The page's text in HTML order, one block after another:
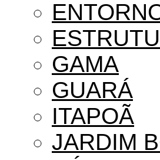
GAMA
GUARÁ
ITAPOÃ
JARDIM